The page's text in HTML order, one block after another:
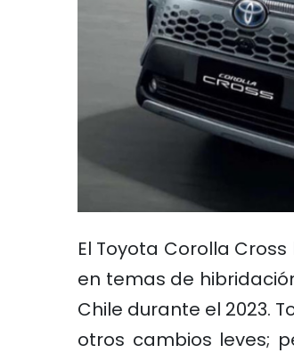
El Toyota Corolla
en temas de
Chile durante el 2023.
otros cambios leves;